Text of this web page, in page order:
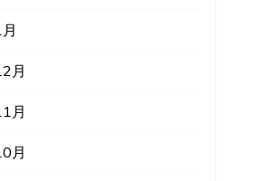
月
月
月